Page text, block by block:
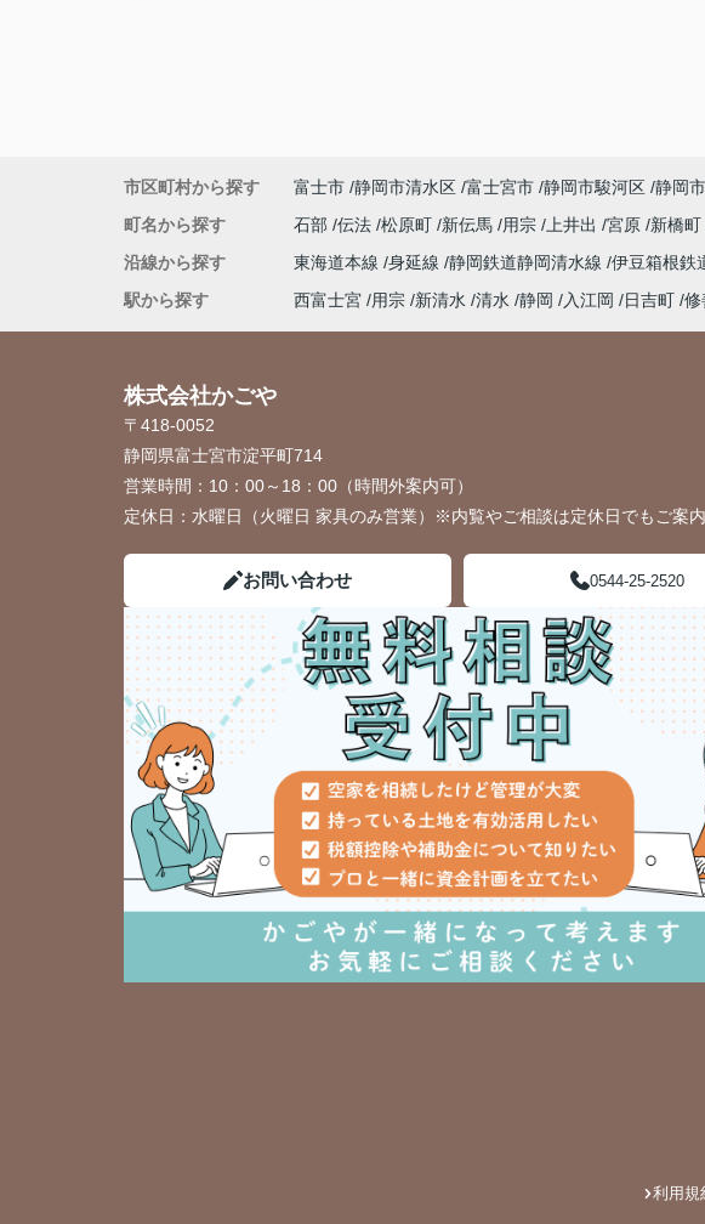
市区町村から探す 富士市 静岡市清水区 富士宮市 静岡市駿河区 静岡
町名から探す
石部 伝法 松原町 新伝馬 用宗 上井出 宮原 新橋町
沿線から探す
東海道本線 身延線 静岡鉄道静岡清水線 伊豆箱根鉄
駅から探す
西富士宮 用宗 新清水 清水 静岡 入江岡 日吉町 修
株式会社かごや
〒418-0052
静岡県富士宮市淀平町714
営業時間： 10：00～18：00（時間外案内可）
定休日： 水曜日（火曜日 家具のみ営業）※内覧やご相談は定休日でもご案
お問い合わせ 0544-25-2520
利用規